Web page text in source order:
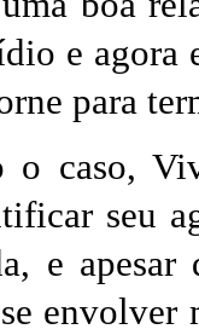
e agora
para
o caso,
seu
e
envolver